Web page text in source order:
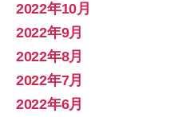
2022年10月
2022年9月
2022年8月
2022年7月
2022年6月